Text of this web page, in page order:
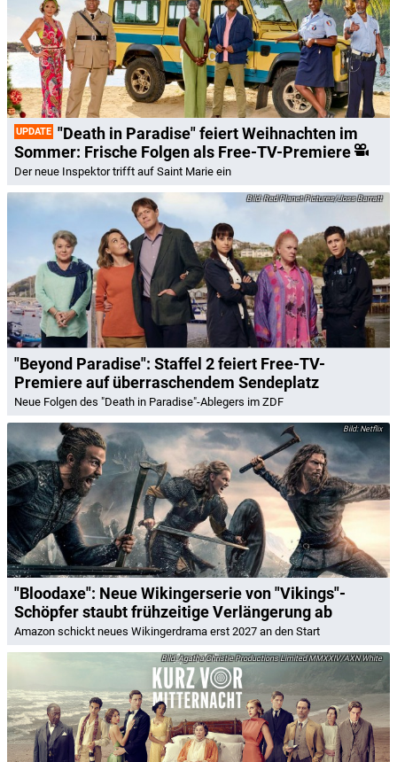
UPDATE "Death in Paradise" feiert Weihnachten im
Sommer: Frische Folgen als Free-TV-Premiere
Der neue Inspektor trifft auf Saint Marie ein
Red Planet Pictures/Joss Barratt
"Beyond Paradise": Staffel 2 feiert Free-TV-
Premiere auf überraschendem Sendeplatz
Neue Folgen des "Death in Paradise"-Ablegers im ZDF
Netflix
"Bloodaxe": Neue Wikingerserie von "Vikings"-
Schöpfer staubt frühzeitige Verlängerung ab
Amazon schickt neues Wikingerdrama erst 2027 an den Start
Agatha Christie Productions Limited MMXXIV/AXN White